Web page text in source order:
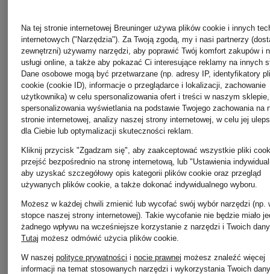
Obuwie
GUCCI
damskie
Obuwie
GUCCI
męskie
Torby
Torby
shopper
LOEWE
Na tej stronie internetowej Breuninger używa plików cookie i innych
internetowych ("Narzędzia"). Za Twoją zgodą, my i nasi partnerzy
zewnętrzni) używamy narzędzi, aby poprawić Twój komfort zakupów i
usługi online, a także aby pokazać Ci interesujące reklamy na innych
Dane osobowe mogą być przetwarzane (np. adresy IP, identyfikatory
cookie (cookie ID), informacje o przeglądarce i lokalizacji, zachowanie
użytkownika) w celu spersonalizowania ofert i treści w naszym sklepie,
spersonalizowania wyświetlania na podstawie Twojego zachowania na
stronie internetowej, analizy naszej strony internetowej, w celu jej
dla Ciebie lub optymalizacji skuteczności reklam.
Kliknij przycisk "Zgadzam się", aby zaakceptować wszystkie pliki
przejść bezpośrednio na stronę internetową, lub "Ustawienia
aby uzyskać szczegółowy opis kategorii plików cookie oraz przegląd
używanych plików cookie, a także dokonać indywidualnego wyboru.
Możesz w każdej chwili zmienić lub wycofać swój wybór narzędzi (np.
stopce naszej strony internetowej). Takie wycofanie nie będzie miało
żadnego wpływu na wcześniejsze korzystanie z narzędzi i Twoich
Tutaj możesz odmówić użycia plików cookie.
W naszejpolityce prywatności inocie prawnej możesz znaleźć więcej
informacji na temat stosowanych narzędzi i wykorzystania Twoich